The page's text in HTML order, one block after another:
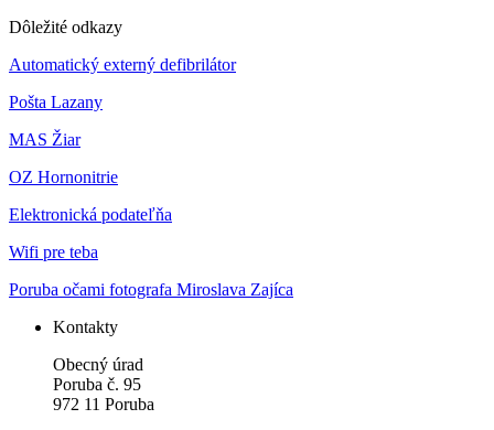
Dôležité odkazy
Automatický externý defibrilátor
Pošta Lazany
MAS Žiar
OZ Hornonitrie
Elektronická podateľňa
Wifi pre teba
Poruba očami fotografa Miroslava Zajíca
Kontakty
Obecný úrad
Poruba č. 95
972 11 Poruba